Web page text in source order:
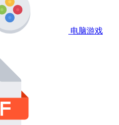
电脑游戏